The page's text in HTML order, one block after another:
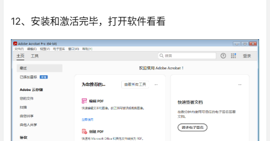
12、安装和激活完毕，打开软件看看